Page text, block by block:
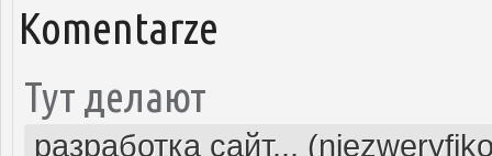
Komentarze
Тут делают
разработка сайт...